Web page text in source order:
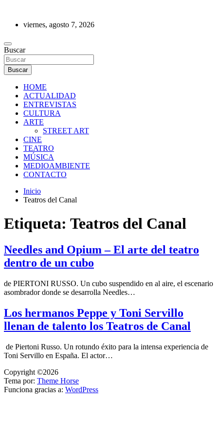
contenidoviernes, agosto 7, 2026
REVISTA DE PRENSA
Buscar
Buscar
HOME
ACTUALIDAD
ENTREVISTAS
CULTURA
ARTE
STREET ART
CINE
TEATRO
MÚSICA
MEDIOAMBIENTE
CONTACTO
Inicio
Teatros del Canal
Etiqueta: Teatros del Canal
Needles and Opium – El arte del teatro
dentro de un cubo
de PIERTONI RUSSO. Un cubo suspendido en al aire, el escenario
asombrador donde se desarrolla Needles…
Los hermanos Peppe y Toni Servillo
llenan de talento los Teatros de Canal
de Piertoni Russo. Un rotundo éxito para la intensa experiencia de
Toni Servillo en España. El actor…
Copyright ©2026
Tema por: Theme Horse
Funciona gracias a: WordPress